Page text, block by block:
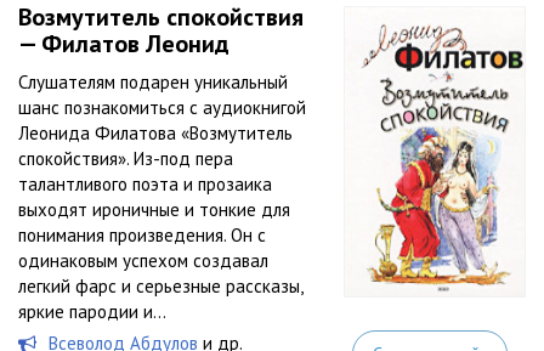
Возмутитель спокойствия
— Филатов Леонид
Слушателям подарен уникальный
шанс познакомиться с аудиокнигой
Леонида Филатова «Возмутитель
спокойствия». Из-под пера
талантливого поэта и прозаика
выходят ироничные и тонкие для
понимания произведения. Он с
одинаковым успехом создавал
легкий фарс и серьезные рассказы,
яркие пародии и...
Всеволод Абдулов и др.